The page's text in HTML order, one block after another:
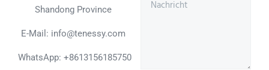
Shandong Province
E-Mail: info@tenessy.com
WhatsApp: +8613156185750